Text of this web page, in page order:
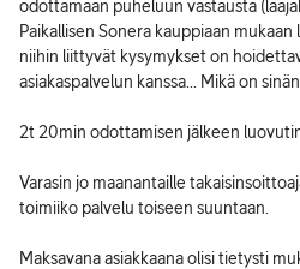
odottamaan puheluun vastausta
Paikallisen Sonera kauppiaan
niihin liittyvät kysymykset on
asiakaspalvelun kanssa... Mikä on
2t 20min odottamisen jälkeen
Varasin jo maanantaille
toimiiko palvelu toiseen suuntaan.
Maksavana asiakkaana olisi tietysti